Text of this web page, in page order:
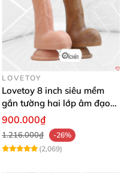
LOVETOY
Lovetoy 8 inch siêu mềm
gắn tường hai lớp âm đạo
giả chuẩn y tế
900.000₫
1.216.000₫
-26%
(2,069)